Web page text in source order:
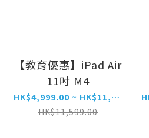
【教育優惠】iPad Air
11吋 M4
HK$4,999.00 ~ HK$11,499.00
HK$11,599.00